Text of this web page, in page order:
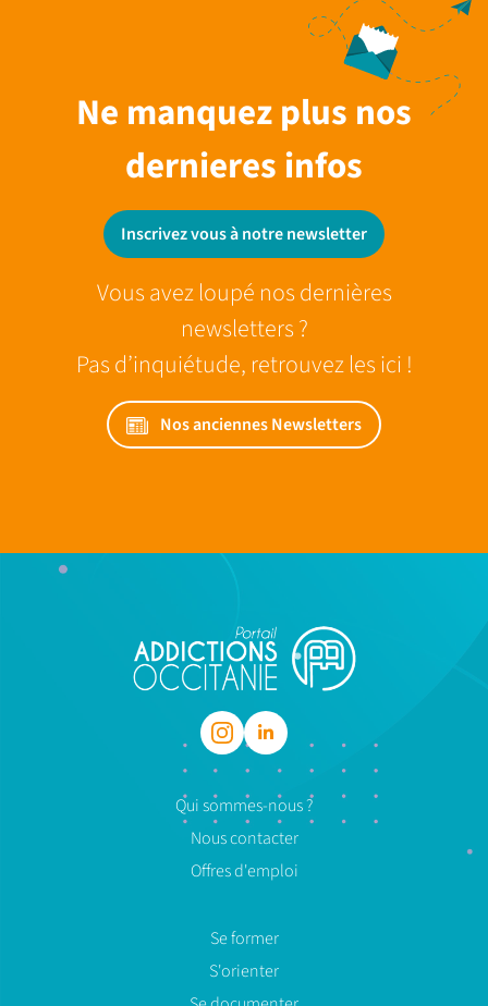
Ne manquez plus nos
dernieres infos
Inscrivez vous à notre newsletter
Vous avez loupé nos dernières
newsletters ?
Pas d’inquiétude, retrouvez les ici !
Nos anciennes Newsletters
Qui sommes-nous ?
Nous contacter
Offres d'emploi
Se former
S'orienter